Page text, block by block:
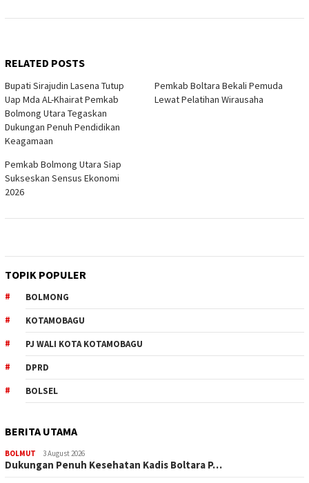
RELATED POSTS
Bupati Sirajudin Lasena Tutup
Uap Mda AL-Khairat Pemkab
Bolmong Utara Tegaskan
Dukungan Penuh Pendidikan
Keagamaan
Pemkab Boltara Bekali Pemuda
Lewat Pelatihan Wirausaha
Pemkab Bolmong Utara Siap
Sukseskan Sensus Ekonomi
2026
TOPIK POPULER
BOLMONG
KOTAMOBAGU
PJ WALI KOTA KOTAMOBAGU
DPRD
BOLSEL
BERITA UTAMA
BOLMUT 3 August 2026
Dukungan Penuh Kesehatan Kadis Boltara P…